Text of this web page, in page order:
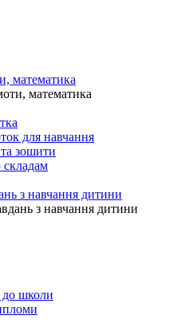
математика
математика
для навчання
зошити
з навчання дитини
з навчання дитини
до школи